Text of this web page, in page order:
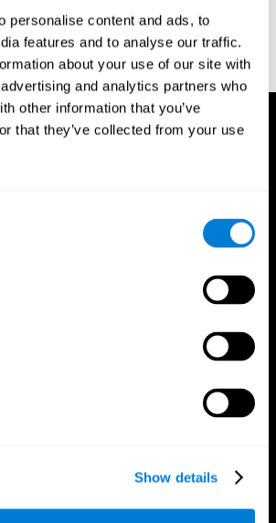
personalise content and ads, to
features and to analyse our traffic.
about your use of our site with
and analytics partners who
other information that you’ve
that they’ve collected from your use
Show details
synopsis of the Vienna Test System: A
diagnosis. JOPED, 5 (1), 41–50.